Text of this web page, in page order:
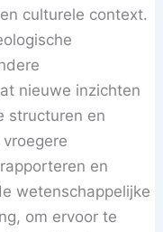
culturele context.
nieuwe inzichten
structuren en
en
wetenschappelijke
om ervoor te